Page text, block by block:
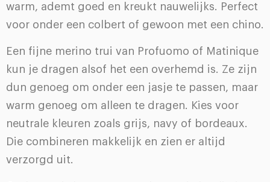
warm, ademt goed en kreukt nauwelijks. Perfect
voor onder een colbert of gewoon met een chino.
Een fijne merino trui van Profuomo of Matinique
kun je dragen alsof het een overhemd is. Ze zijn
dun genoeg om onder een jasje te passen, maar
warm genoeg om alleen te dragen. Kies voor
neutrale kleuren zoals grijs, navy of bordeaux.
Die combineren makkelijk en zien er altijd
verzorgd uit.